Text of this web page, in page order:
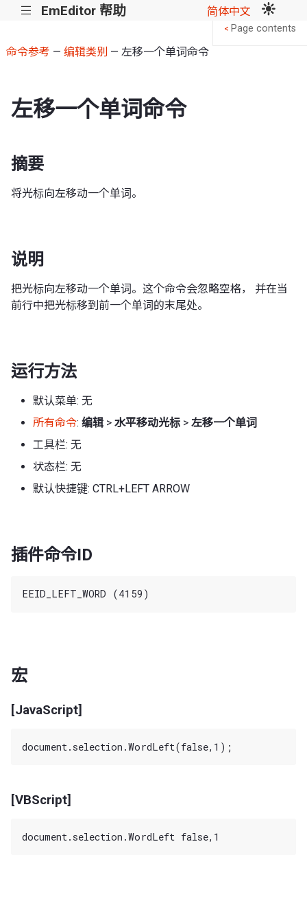
||| EmEditor 帮助 简体中文
命令参考 — 编辑类别 — 左移一个单词命令
左移一个单词命令
摘要
将光标向左移动一个单词。
说明
把光标向左移动一个单词。这个命令会忽略空格， 并在当
前行中把光标移到前一个单词的末尾处。
运行方法
默认菜单: 无
所有命令: 编辑 > 水平移动光标 > 左移一个单词
工具栏: 无
状态栏: 无
默认快捷键: CTRL+LEFT ARROW
插件命令ID
宏
[JavaScript]
[VBScript]
< Page contents